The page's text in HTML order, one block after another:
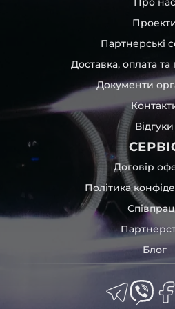
Пропонуємо як самовивіз, так і
території України. А ще
Партнерські
Доставка, оплата
Документи
Відгуки
Договір
Політика
Блог